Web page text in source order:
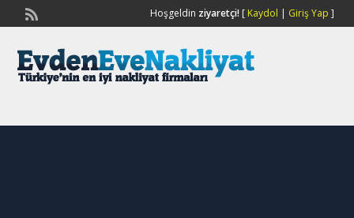
Hoşgeldin ziyaretçi![ Kaydol | Giriş Yap ]